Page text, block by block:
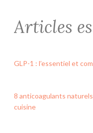
Articles
GLP-1 : l’essentiel et
8 anticoagulants
cuisine